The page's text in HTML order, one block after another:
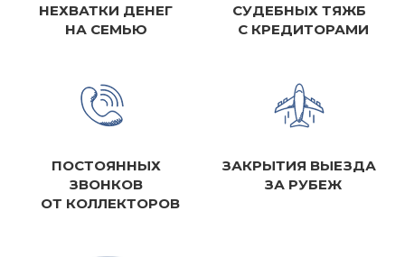
НЕХВАТКИ ДЕНЕГ
НА СЕМЬЮ
СУДЕБНЫХ ТЯЖБ
С КРЕДИТОРАМИ
ПОСТОЯННЫХ
ЗВОНКОВ
ОТ КОЛЛЕКТОРОВ
ЗАКРЫТИЯ ВЫЕЗДА
ЗА РУБЕЖ